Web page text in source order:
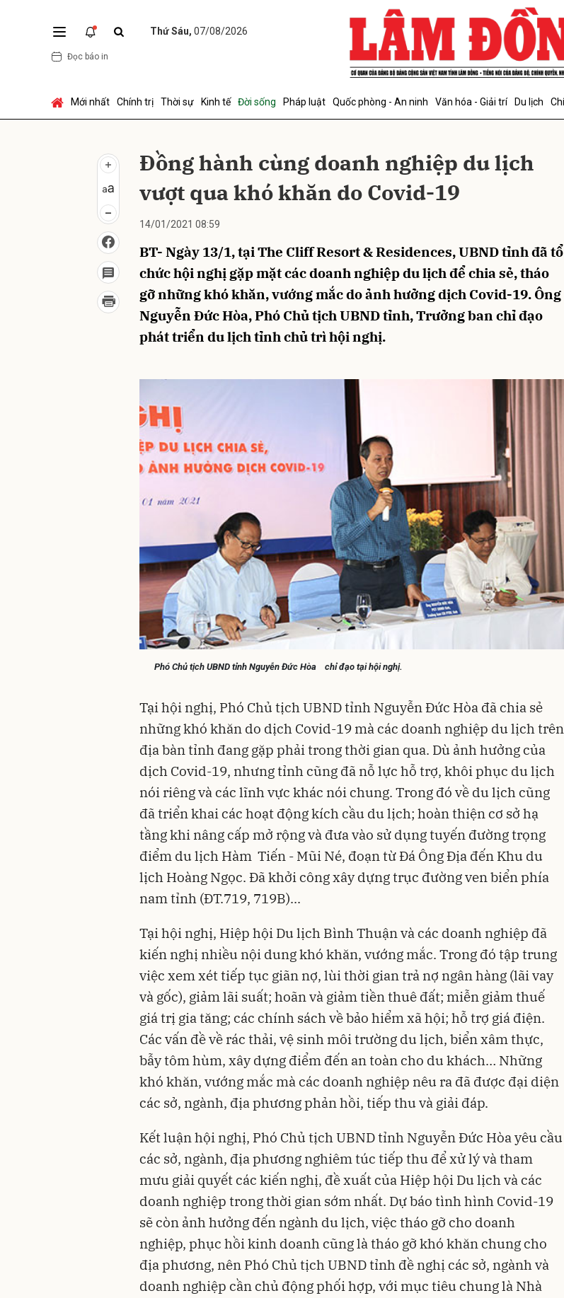
Thứ Sáu, 07/08/2026
Đọc báo in
Mới nhất Chính trị Thời sự Kinh tế Đời sống Pháp luật Quốc phòng - An ninh Văn hóa - Giải trí Du lịch
Đồng hành cùng doanh nghiệp du lịch
vượt qua khó khăn do Covid-19
14/01/2021 08:59
BT- Ngày 13/1, tại The Cliff Resort & Residences, UBND tỉnh đã tổ
chức hội nghị gặp mặt các doanh nghiệp du lịch để chia sẻ, tháo
gỡ những khó khăn, vướng mắc do ảnh hưởng dịch Covid-19. Ông
Nguyễn Đức Hòa, Phó Chủ tịch UBND tỉnh, Trưởng ban chỉ đạo
phát triển du lịch tỉnh chủ trì hội nghị.
Phó Chủ tịch UBND tỉnh Nguyễn Đức Hòa chỉ đạo tại hội nghị.
Tại hội nghị, Phó Chủ tịch UBND tỉnh Nguyễn Đức Hòa đã chia sẻ
những khó khăn do dịch Covid-19 mà các doanh nghiệp du lịch trên
địa bàn tỉnh đang gặp phải trong thời gian qua. Dù ảnh hưởng của
dịch Covid-19, nhưng tỉnh cũng đã nỗ lực hỗ trợ, khôi phục du lịch
nói riêng và các lĩnh vực khác nói chung. Trong đó về du lịch cũng
đã triển khai các hoạt động kích cầu du lịch; hoàn thiện cơ sở hạ
tầng khi nâng cấp mở rộng và đưa vào sử dụng tuyến đường trọng
điểm du lịch Hàm Tiến - Mũi Né, đoạn từ Đá Ông Địa đến Khu du
lịch Hoàng Ngọc. Đã khởi công xây dựng trục đường ven biển phía
nam tỉnh (ĐT.719, 719B)...
Tại hội nghị, Hiệp hội Du lịch Bình Thuận và các doanh nghiệp đã
kiến nghị nhiều nội dung khó khăn, vướng mắc. Trong đó tập trung
việc xem xét tiếp tục giãn nợ, lùi thời gian trả nợ ngân hàng (lãi vay
và gốc), giảm lãi suất; hoãn và giảm tiền thuê đất; miễn giảm thuế
giá trị gia tăng; các chính sách về bảo hiểm xã hội; hỗ trợ giá điện.
Các vấn đề về rác thải, vệ sinh môi trường du lịch, biển xâm thực,
bẫy tôm hùm, xây dựng điểm đến an toàn cho du khách… Những
khó khăn, vướng mắc mà các doanh nghiệp nêu ra đã được đại diện
các sở, ngành, địa phương phản hồi, tiếp thu và giải đáp.
Kết luận hội nghị, Phó Chủ tịch UBND tỉnh Nguyễn Đức Hòa yêu cầu
các sở, ngành, địa phương nghiêm túc tiếp thu để xử lý và tham
mưu giải quyết các kiến nghị, đề xuất của Hiệp hội Du lịch và các
doanh nghiệp trong thời gian sớm nhất. Dự báo tình hình Covid-19
sẽ còn ảnh hưởng đến ngành du lịch, việc tháo gỡ cho doanh
nghiệp, phục hồi kinh doanh cũng là tháo gỡ khó khăn chung cho
địa phương, nên Phó Chủ tịch UBND tỉnh đề nghị các sở, ngành và
doanh nghiệp cần chủ động phối hợp, với mục tiêu chung là Nhà
Gửi bình luận